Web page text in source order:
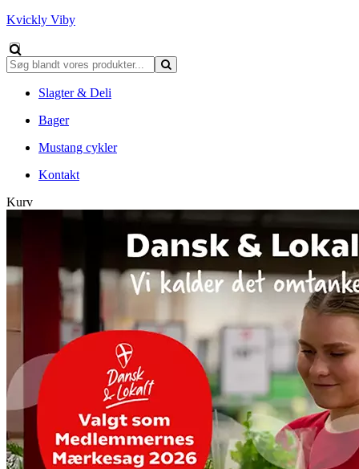
Kvickly Viby
Slagter & Deli
Bager
Mustang cykler
Kontakt
Kurv